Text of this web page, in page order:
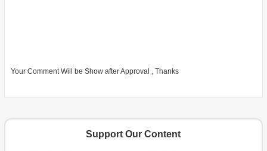
Your Comment Will be Show after Approval , Thanks
Support Our Content